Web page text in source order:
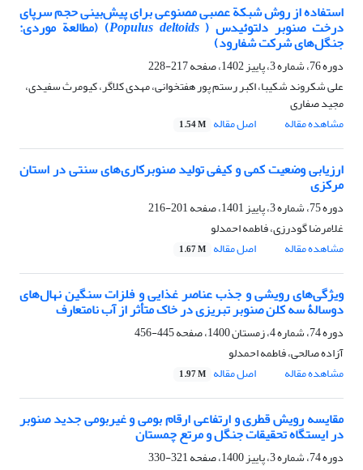
استفاده از روش شبکة عصبی مصنوعی برای پیش‌بینی حجم سرپای
درخت صنوبر دلتوئیدس (Populus deltoids) (مطالعة موردی:
جنگل‌های شرکت شفارود)
دوره 76، شماره 3، پاییز 1402، صفحه
217-228
علی شکروند شکیبا، اکبر رستم پور هفتخوانی، مهدی کلاگر، کیومرث سفیدی،
مجید صفاری
مشاهده مقاله
اصل مقاله 1.54 M
ارزیابی وضعیت کمی و کیفی تولید صنوبرکاری‌های سنتی در استان
مرکزی
دوره 75، شماره 3، پاییز 1401، صفحه
201-216
غلامرضا گودرزی، فاطمه احمدلو
مشاهده مقاله
اصل مقاله 1.67 M
ویژگی‌های رویشی و جذب عناصر غذایی و فلزات سنگین نهال‌های
دوسالۀ سه کلن صنوبر تبریزی در خاک متأثر از آب نامتعارف
دوره 74، شماره 4، زمستان 1400، صفحه
445-456
آزاده صالحی، فاطمه احمدلو
مشاهده مقاله
اصل مقاله 1.97 M
مقایسه رویش قطری و ارتفاعی ارقام بومی و غیربومی جدید صنوبر
در ایستگاه تحقیقات جنگل و مرتع چمستان
دوره 74، شماره 3، پاییز 1400، صفحه
321-330